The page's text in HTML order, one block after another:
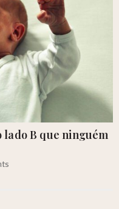
lado B que ninguém